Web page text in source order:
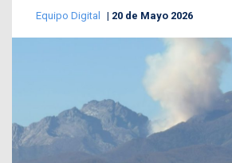
Equipo Digital 20 de Mayo 2026